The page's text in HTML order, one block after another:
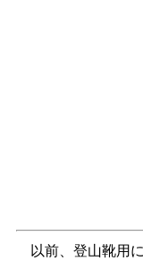
以前、登山靴用に